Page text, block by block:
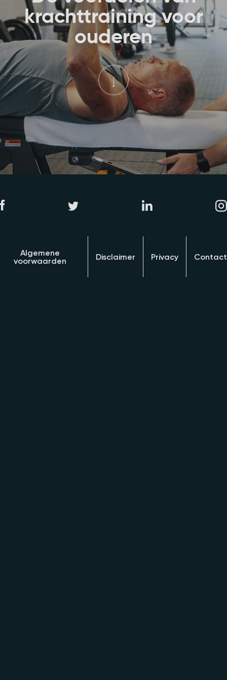
krachttraining voor
ouderen
Algemene
voorwaarden
Disclaimer Privacy Contact